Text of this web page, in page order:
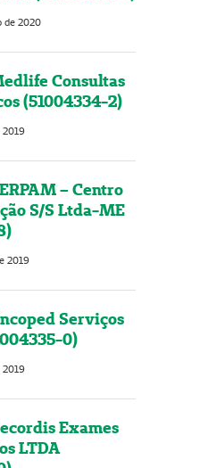
de 2020
Consultas
(51004334-2)
2019
– Centro
S/S Ltda-ME
2019
Serviços
0)
2019
Exames
LTDA